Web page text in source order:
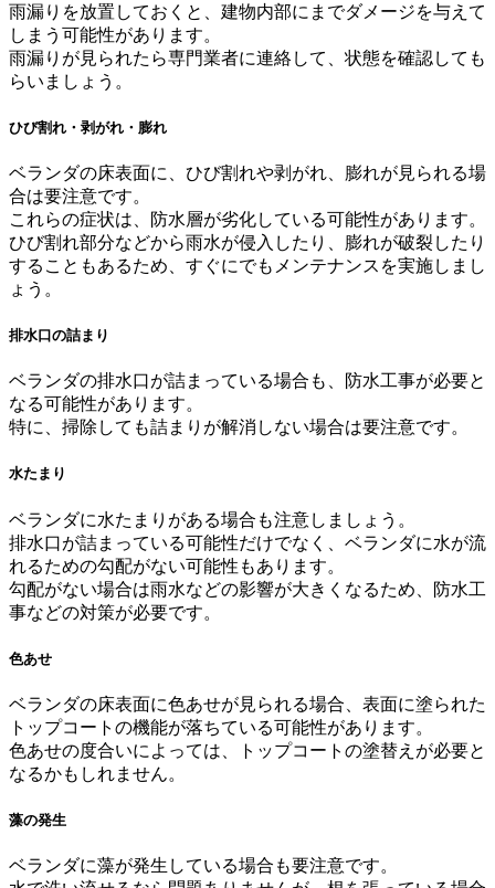
雨漏りを放置しておくと、建物内部にまでダメージを与えて
しまう可能性があります。
雨漏りが見られたら専門業者に連絡して、状態を確認しても
らいましょう。
ひび割れ・剥がれ・膨れ
ベランダの床表面に、ひび割れや剥がれ、膨れが見られる場
合は要注意です。
これらの症状は、防水層が劣化している可能性があります。
ひび割れ部分などから雨水が侵入したり、膨れが破裂したり
することもあるため、すぐにでもメンテナンスを実施しまし
ょう。
排水口の詰まり
ベランダの排水口が詰まっている場合も、防水工事が必要と
なる可能性があります。
特に、掃除しても詰まりが解消しない場合は要注意です。
水たまり
ベランダに水たまりがある場合も注意しましょう。
排水口が詰まっている可能性だけでなく、ベランダに水が流
れるための勾配がない可能性もあります。
勾配がない場合は雨水などの影響が大きくなるため、防水工
事などの対策が必要です。
色あせ
ベランダの床表面に色あせが見られる場合、表面に塗られた
トップコートの機能が落ちている可能性があります。
色あせの度合いによっては、トップコートの塗替えが必要と
なるかもしれません。
藻の発生
ベランダに藻が発生している場合も要注意です。